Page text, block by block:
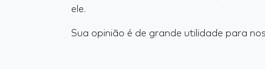
ele.
Sua opinião é de grande utilidade para